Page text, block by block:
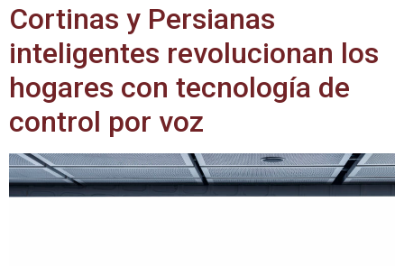
Cortinas y Persianas
inteligentes revolucionan los
hogares con tecnología de
control por voz